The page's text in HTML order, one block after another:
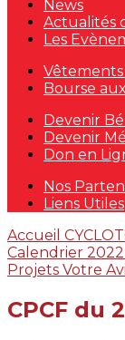
News
Actualités
Les
Vêtements
Bourse
Devenir
Devenir
Don en
Nos
Liens Utiles
Accueil
Calendrier 2022
Projets Votre
CPCF du